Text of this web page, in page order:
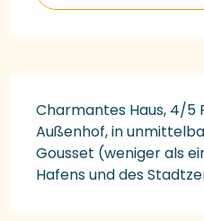
Charmantes Haus, 4/5
Außenhof, in
Gousset (weniger als
Hafens und des